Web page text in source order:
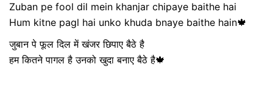
Zuban pe fool dil mein khanjar chipaye baithe hai
Hum kitne pagl hai unko khuda bnaye baithe hain🍁
जुबान पे फूल दिल में खंजर छिपाए बैठे है
हम कितने पागल है उनको खुदा बनाए बैठे है🍁